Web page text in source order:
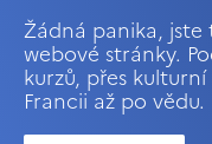
Žádná panika, jste
webové stránky.
kurzů, přes
Francii až po vědu.